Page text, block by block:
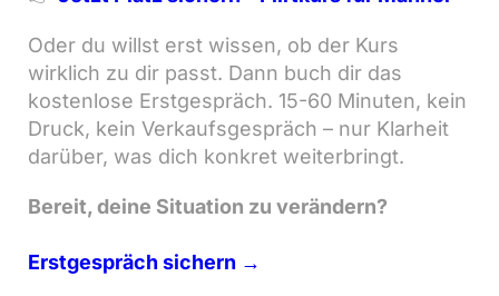
Oder du willst erst wissen, ob der Kurs
wirklich zu dir passt. Dann buch dir das
kostenlose Erstgespräch. 15-60 Minuten, kein
Druck, kein Verkaufsgespräch – nur Klarheit
darüber, was dich konkret weiterbringt.
Bereit, deine Situation zu verändern?
Erstgespräch sichern →